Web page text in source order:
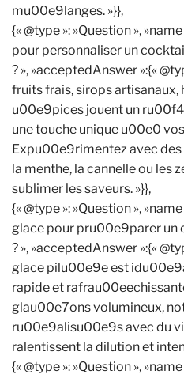
mu00e9langes. »}},
{« @type »: »Question »,
pour personnaliser un
? », »acceptedAnswer »:{«
fruits frais, sirops
u00e9pices jouent un
une touche unique u00e0
Expu00e9rimentez avec
la menthe, la cannelle ou les
sublimer les saveurs. »}},
{« @type »: »Question »,
glace pour pru00e9parer un
? », »acceptedAnswer »:{«
glace pilu00e9e est
rapide et
glau00e7ons volumineux,
ru00e9alisu00e9s avec du
ralentissent la dilution et
{« @type »: »Question »,